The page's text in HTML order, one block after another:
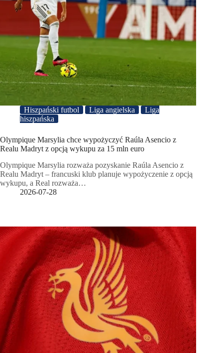
Hiszpański futbol Liga angielska
Liga
hiszpańska
Olympique Marsylia chce wypożyczyć Raúla Asencio z
Realu Madryt z opcją wykupu za 15 mln euro
Olympique Marsylia rozważa pozyskanie Raúla Asencio z
Realu Madryt – francuski klub planuje wypożyczenie z opcją
wykupu, a Real rozważa…
2026-07-28